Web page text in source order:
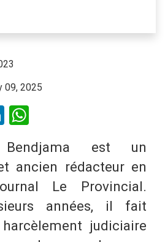
09, 2025
LinkedIn
Bendjama est un
ancien rédacteur en
Le Provincial.
années, il fait
harcèlement judiciaire